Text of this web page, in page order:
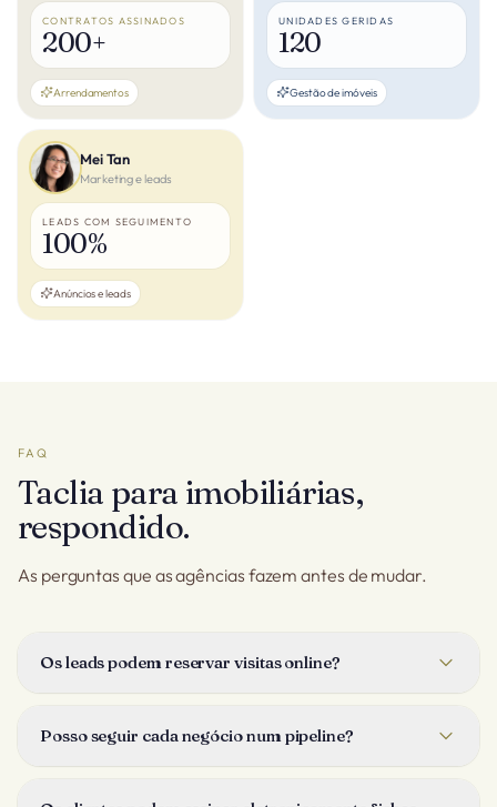
CONTRATOS ASSINADOS
200+
Arrendamentos
UNIDADES GERIDAS
120
Gestão de imóveis
Mei Tan
Marketing e leads
LEADS COM SEGUIMENTO
100%
Anúncios e leads
FAQ
Taclia para imobiliárias,
respondido.
As perguntas que as agências fazem antes de mudar.
Os leads podem reservar visitas online?
autoconfirmada, cai no calendário do agente certo, e a
Posso seguir cada negócio num pipeline?
quadro, visita, proposta, assinatura, com o seu comprador